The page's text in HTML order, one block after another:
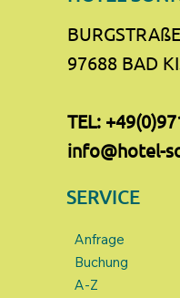
97688 BAD
TEL:
info@hotel-
SERVICE
Anfrage
Buchung
A-Z